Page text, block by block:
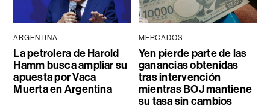
ARGENTINA
La petrolera de Harold
Hamm busca ampliar su
apuesta por Vaca
Muerta en Argentina
MERCADOS
Yen pierde parte de las
ganancias obtenidas
tras intervención
mientras BOJ mantiene
su tasa sin cambios